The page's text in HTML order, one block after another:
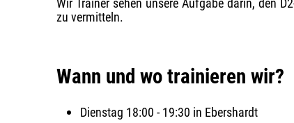
Wir Trainer sehen unsere Aufgabe darin, den
zu vermitteln.
Wann und wo trainieren wir?
Dienstag 18:00 - 19:30 in Ebershardt